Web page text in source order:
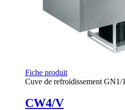
Fiche produit
Cuve de refroidissement GN1/1
CW4/V